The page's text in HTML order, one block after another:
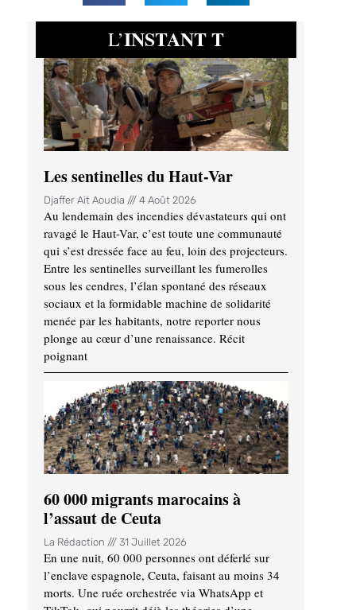
L’INSTANT T
Les sentinelles du Haut-Var
Djaffer Ait Aoudia 4 Août 2026
Au lendemain des incendies dévastateurs qui ont
ravagé le Haut-Var, c’est toute une communauté
qui s’est dressée face au feu, loin des projecteurs.
Entre les sentinelles surveillant les fumerolles
sous les cendres, l’élan spontané des réseaux
sociaux et la formidable machine de solidarité
menée par les habitants, notre reporter nous
plonge au cœur d’une renaissance. Récit
poignant
60 000 migrants marocains à
l’assaut de Ceuta
La Rédaction 31 Juillet 2026
En une nuit, 60 000 personnes ont déferlé sur
l’enclave espagnole, Ceuta, faisant au moins 34
morts. Une ruée orchestrée via WhatsApp et